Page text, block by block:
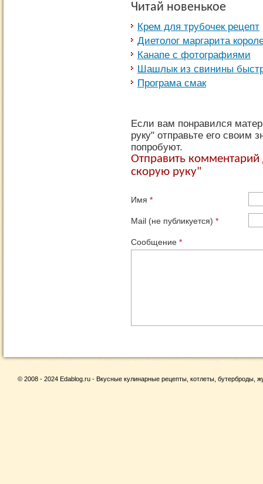
Читай новенькое
Крем для трубочек рецепт
Диетолог маргарита
Канапе с фотографиями
Шашлык из свинины
Програма смак
Если вам понравился
руку" отправьте его своим
попробуют.
Отправить
скорую руку"
Имя *
Mail (не публикуется) *
Сообщение *
© 2008 - 2024 Edablog.ru - Вкусные кулинарные рецепты, котлеты, бутерброды,